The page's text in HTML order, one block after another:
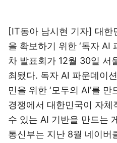
[IT동아 남시현 기자] 대한
을 확보하기 위한 ‘독자 AI
차 발표회가 12월 30일 서
최됐다. 독자 AI 파운데이
민을 위한 ‘모두의 AI’를
경쟁에서 대한민국이 자
수 있는 AI 기반을 만드는
통신부는 지난 8월 네이버